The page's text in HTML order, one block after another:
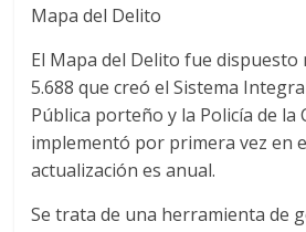
Mapa del Delito
El Mapa del Delito fue dispuesto
5.688 que creó el Sistema
Pública porteño y la Policía de la
implementó por primera vez en
actualización es anual.
Se trata de una herramienta de